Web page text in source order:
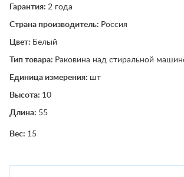
Гарантия: 2 года
Страна производитель: Россия
Цвет: Белый
Тип товара: Раковина над стиральной
Единица измерения: шт
Высота: 10
Длина: 55
Вес: 15